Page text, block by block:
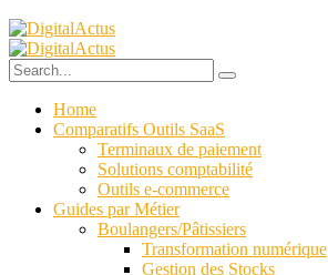
Home
Comparatifs Outils SaaS
Terminaux de paiement
Solutions comptabilité
Outils e-commerce
Guides par Métier
Boulangers/Pâtissiers
Transformation numérique
Gestion des Stocks